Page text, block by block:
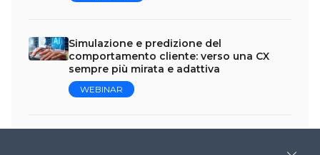
Simulazione e predizione del
comportamento cliente: verso una CX
sempre più mirata e adattiva
WEBINAR